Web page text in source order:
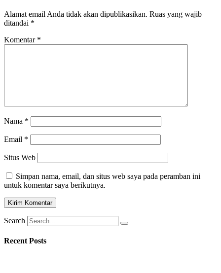
Alamat email Anda tidak akan dipublikasikan. Ruas yang wajib
ditandai *
Komentar *
Nama *
Email *
Situs Web
Simpan nama, email, dan situs web saya pada peramban ini
untuk komentar saya berikutnya.
Search
Recent Posts